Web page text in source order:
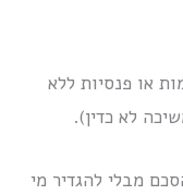
או פנסיות ללא
מבלי להגדיר מי